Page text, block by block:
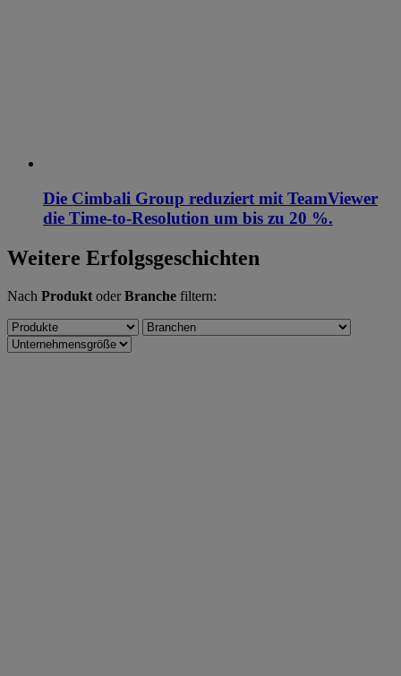
Die Cimbali Group reduziert mit TeamViewer
die Time-to-Resolution um bis zu 20 %.
Weitere Erfolgsgeschichten
Nach Produkt oderBranche filtern: